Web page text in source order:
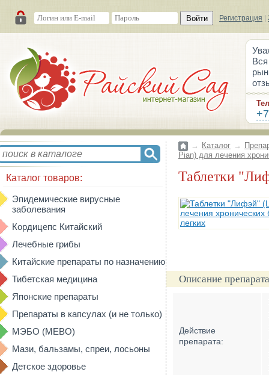
Войти Регистрация
Каталог товаров:
Эпидемические вирусные
заболевания
Кордицепс Китайский
Лечебные грибы
Китайские препараты по назначению
Тибетская медицина
Японские препараты
Препараты в капсулах (и не только)
МЭБО (MEBO)
Мази, бальзамы, спреи, лосьоны
Детское здоровье
→ Каталог →
Pian) для лечения
Таблетки
Описание
Действие
препарата: